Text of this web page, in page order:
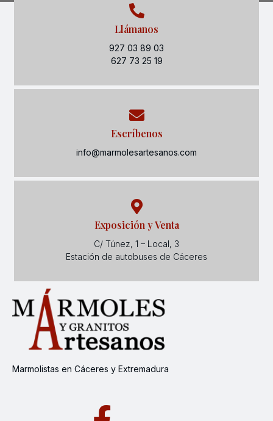
Llámanos
927 03 89 03
627 73 25 19
Escríbenos
info@marmolesartesanos.com
Exposición y Venta
C/ Túnez, 1 – Local, 3
Estación de autobuses de Cáceres
Marmolistas en Cáceres y Extremadura